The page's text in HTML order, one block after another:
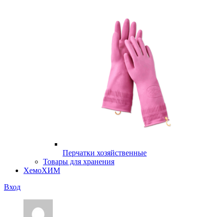
Перчатки хозяйственные
Товары для хранения
ХемоХИМ
Вход